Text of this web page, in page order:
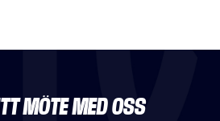
MÖTE MED OSS